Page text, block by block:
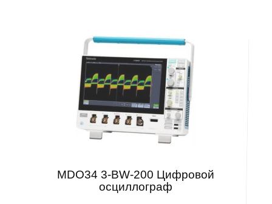
MDO34 3-BW-200 Цифровой
осциллограф